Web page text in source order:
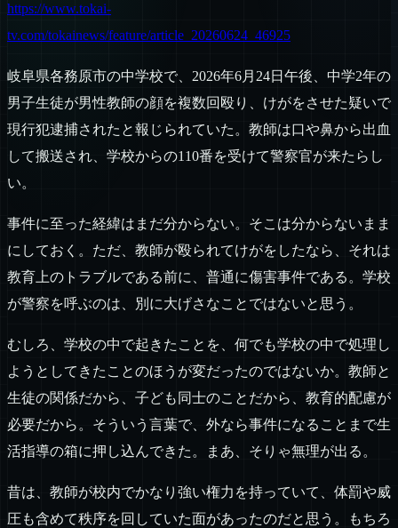
https://www.tokai-
tv.com/tokainews/feature/article_20260624_46925
岐阜県各務原市の中学校で、2026年6月24日午後、中学2年の
男子生徒が男性教師の顔を複数回殴り、けがをさせた疑いで
現行犯逮捕されたと報じられていた。教師は口や鼻から出血
して搬送され、学校からの110番を受けて警察官が来たらし
い。
事件に至った経緯はまだ分からない。そこは分からないまま
にしておく。ただ、教師が殴られてけがをしたなら、それは
教育上のトラブルである前に、普通に傷害事件である。学校
が警察を呼ぶのは、別に大げさなことではないと思う。
むしろ、学校の中で起きたことを、何でも学校の中で処理し
ようとしてきたことのほうが変だったのではないか。教師と
生徒の関係だから、子ども同士のことだから、教育的配慮が
必要だから。そういう言葉で、外なら事件になることまで生
活指導の箱に押し込んできた。まあ、そりゃ無理が出る。
昔は、教師が校内でかなり強い権力を持っていて、体罰や威
圧も含めて秩序を回していた面があったのだと思う。もちろ